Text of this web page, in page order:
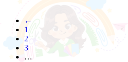
←
1
2
3
…